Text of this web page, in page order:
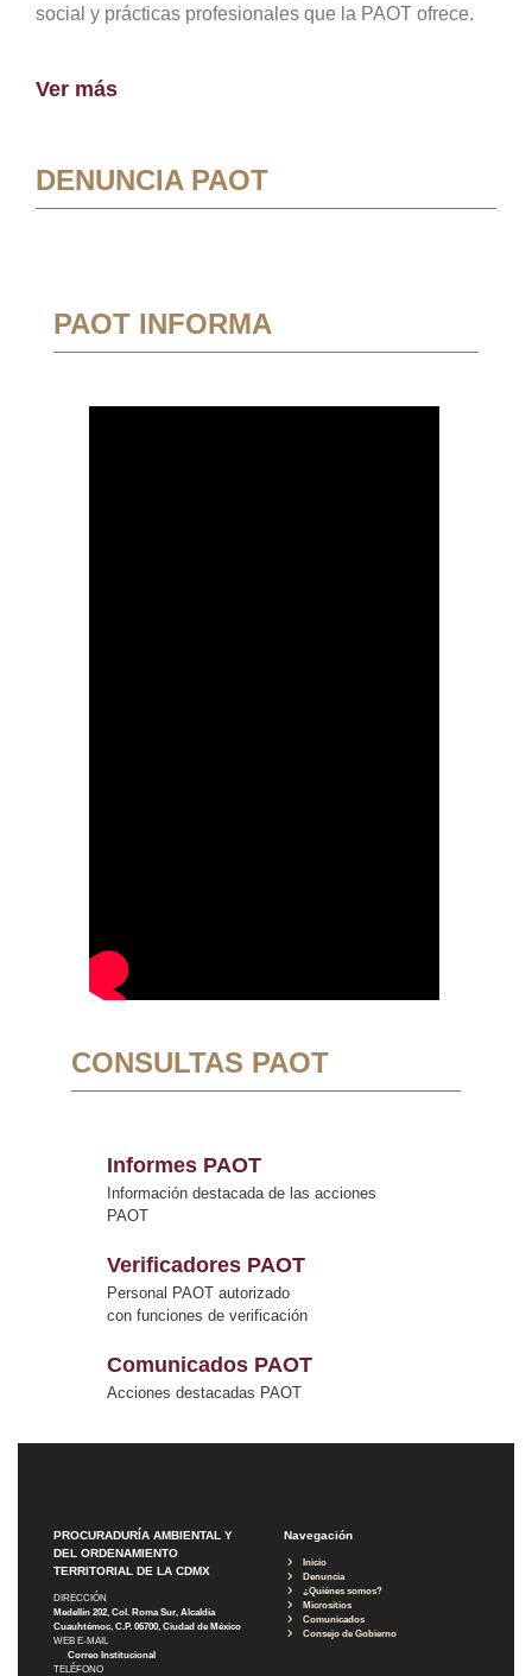
social y prácticas profesionales que la PAOT ofrece.
Ver más
DENUNCIA PAOT
PAOT INFORMA
CONSULTAS PAOT
Informes PAOT
Información destacada de las acciones
PAOT
Verificadores PAOT
Personal PAOT autorizado
con funciones de verificación
Comunicados PAOT
Acciones destacadas PAOT
PROCURADURÍA AMBIENTAL Y
DEL ORDENAMIENTO
TERRITORIAL DE LA CDMX
DIRECCIÓN
Medellín 202, Col. Roma Sur, Alcaldía
Cuauhtémoc, C.P. 06700, Ciudad de México
WEB E-MAIL
Correo Institucional
TELÉFONO
Navegación
Inicio
Denuncia
¿Quiénes somos?
Micrositios
Comunicados
Consejo de Gobierno